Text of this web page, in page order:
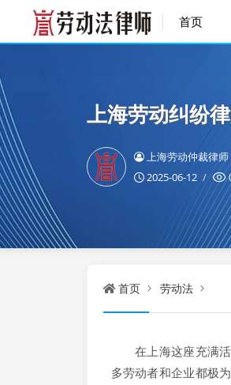
首页
上海劳动纠纷
上海劳动仲裁律师
2025-06-12
首页 劳动法
在上海这座充满活
多劳动者和企业都极